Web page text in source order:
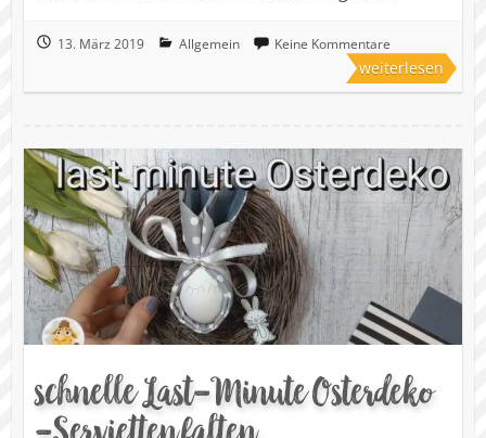
13. März 2019 Allgemein Keine Kommentare
weiterlesen
schnelle Last-Minute Osterdeko